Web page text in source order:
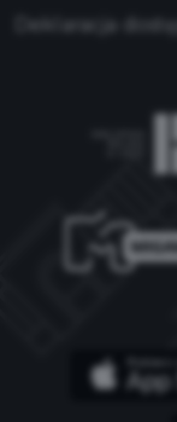
Deklaracja